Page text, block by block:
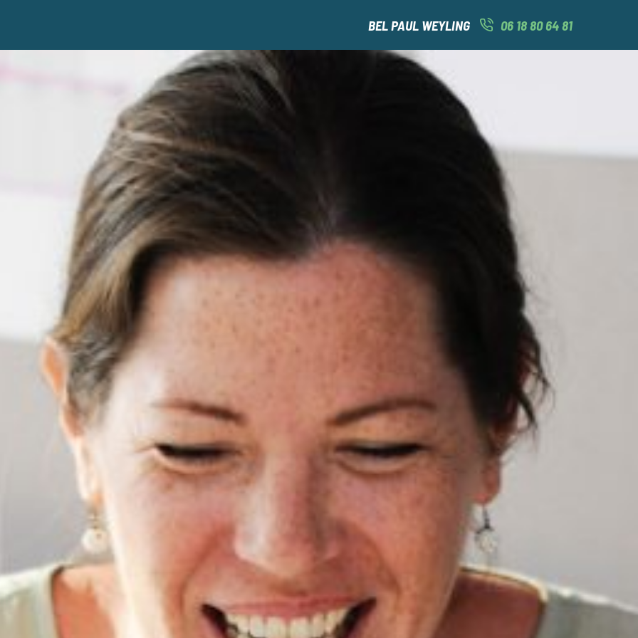
HOME
INDIVIDUELE COACHING
COACHTRAJECTEN
EN WORKSHOPS
EN TECHNIEKEN
EN ONTWIKKELMANAGEMENT
OVER PAUL
VAN KLANTEN
BLOG
BEL PAUL WEYLING 06 18 80 64 81